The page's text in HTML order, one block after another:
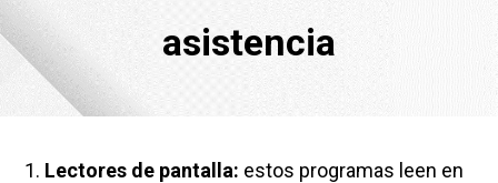
asistencia
Lectores de pantalla: estos programas leen en